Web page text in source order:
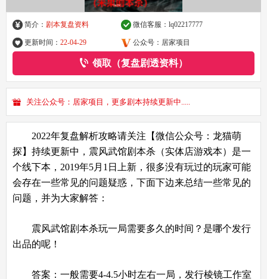
简介： 剧本复盘资料 微信客服：lq02217777
更新时间： 22-04-29 公众号：居家项目
领取（复盘剧透资料）
关注公众号：居家项目，更多剧本持续更新中.....
2022年复盘解析攻略请关注【微信公众号：龙猫萌
探】持续更新中，震风武馆剧本杀（实体店游戏本）是一
个线下本，2019年5月1日上新，很多没有玩过的玩家可能
会存在一些常见的问题疑惑，下面下边来总结一些常见的
问题，并为大家解答：
震风武馆剧本杀玩一局需要多久的时间？是哪个发行
出品的呢！
答案：一般需要4-4.5小时左右一局，发行棱镜工作室